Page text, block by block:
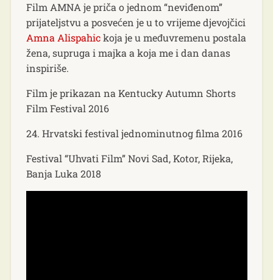
Film AMNA je priča o jednom “neviđenom”
prijateljstvu a posvećen je u to vrijeme djevojčici
Amna Alispahickoja je u međuvremenu postala
žena, supruga i majka a koja me i dan danas
inspiriše.
Film je prikazan na Kentucky Autumn Shorts
Film Festival ​2016
24. Hrvatski festival jednominutnog filma 2016
Festival “Uhvati Film” Novi Sad, Kotor, Rijeka,
Banja Luka 2018